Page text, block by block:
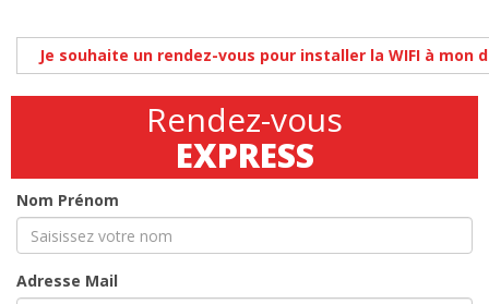
Je souhaite un rendez-vous pour installer la WIFI à mon
Rendez-vous
EXPRESS
Nom Prénom
Adresse Mail